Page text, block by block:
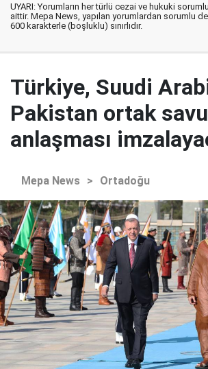
UYARI: Yorumların her türlü cezai ve hukuki
aittir. Mepa News, yapılan yorumlardan sorumlu
600 karakterle (boşluklu) sınırlıdır.
Türkiye, Suudi
Pakistan ortak
anlaşması
Mepa News > Ortadoğu